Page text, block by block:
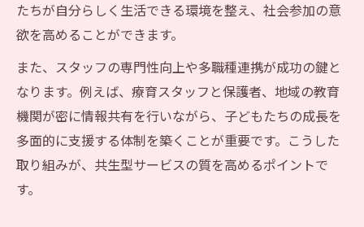
たちが自分らしく生活できる環境を整え、社会参加の意
欲を高めることができます。
また、スタッフの専門性向上や多職種連携が成功の鍵と
なります。例えば、療育スタッフと保護者、地域の教育
機関が密に情報共有を行いながら、子どもたちの成長を
多面的に支援する体制を築くことが重要です。こうした
取り組みが、共生型サービスの質を高めるポイントで
す。